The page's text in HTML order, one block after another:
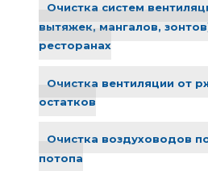
Очистка систем
вытяжек, мангалов,
ресторанах
Очистка вентиляции от
остатков
Очистка воздуховодов
потопа